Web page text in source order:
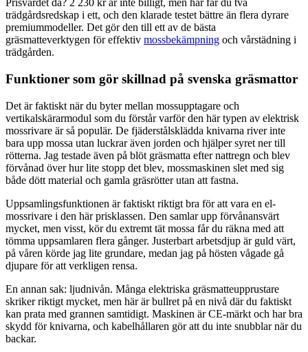
Prisvärdet då? 2 230 kr är inte billigt, men här får du två
trädgårdsredskap i ett, och den klarade testet bättre än flera dyrare
premiummodeller. Det gör den till ett av de bästa
gräsmatteverktygen för effektiv mossbekämpning och vårstädning i
trädgården.
Funktioner som gör skillnad på svenska gräsmattor
Det är faktiskt när du byter mellan mossupptagare och
vertikalskärarmodul som du förstår varför den här typen av elektrisk
mossrivare är så populär. De fjäderstålsklädda knivarna river inte
bara upp mossa utan luckrar även jorden och hjälper syret ner till
rötterna. Jag testade även på blöt gräsmatta efter nattregn och blev
förvånad över hur lite stopp det blev, mossmaskinen slet med sig
både dött material och gamla gräsrötter utan att fastna.
Uppsamlingsfunktionen är faktiskt riktigt bra för att vara en el-
mossrivare i den här prisklassen. Den samlar upp förvånansvärt
mycket, men visst, kör du extremt tät mossa får du räkna med att
tömma uppsamlaren flera gånger. Justerbart arbetsdjup är guld värt,
på våren körde jag lite grundare, medan jag på hösten vågade gå
djupare för att verkligen rensa.
En annan sak: ljudnivån. Många elektriska gräsmatteupprustare
skriker riktigt mycket, men här är bullret på en nivå där du faktiskt
kan prata med grannen samtidigt. Maskinen är CE-märkt och har bra
skydd för knivarna, och kabelhållaren gör att du inte snubblar när du
backar.